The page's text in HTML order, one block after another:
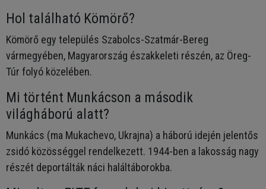
Hol található Kömörő?
Kömörő egy település Szabolcs-Szatmár-Bereg
vármegyében, Magyarország északkeleti részén, az Öreg-
Túr folyó közelében.
Mi történt Munkácson a második
világháború alatt?
Munkács (ma Mukachevo, Ukrajna) a háború idején jelentős
zsidó közösséggel rendelkezett. 1944-ben a lakosság nagy
részét deportálták náci haláltáborokba.